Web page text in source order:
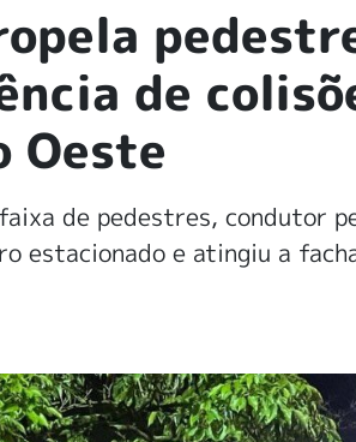
de
Oeste
de pedestres, condutor
estacionado e atingiu a